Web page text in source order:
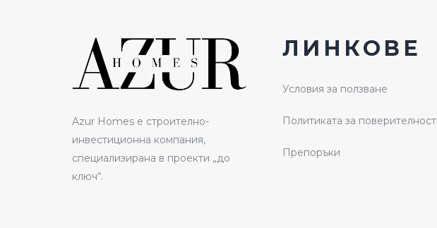
Azur Homes е строително-
инвестиционна компания,
специализирана в проекти „до
ключ“.
ЛИНКОВЕ
Условия за ползване
Политиката за поверителност
Препоръки